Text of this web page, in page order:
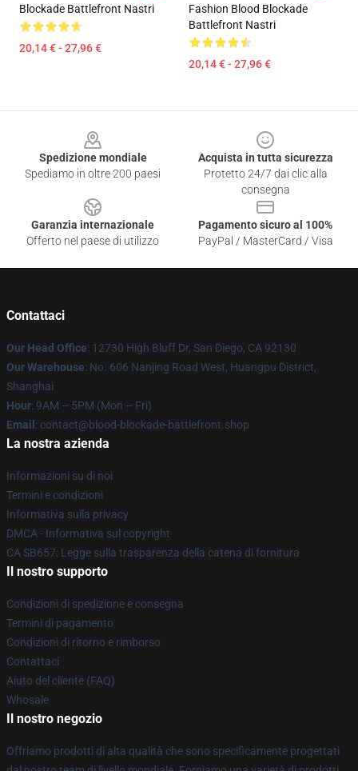
Blockade Battlefront Nastri
20,14 € - 27,96 €
Fashion Blood Blockade
Battlefront Nastri
20,14 € - 27,96 €
Spedizione mondiale
Spediamo in oltre 200 paesi
Acquista in tutta sicurezza
Protetto 24/7 dai clic alla
consegna
Garanzia internazionale
Offerto nel paese di utilizzo
Pagamento sicuro al 100%
PayPal / MasterCard / Visa
Contattaci
Our Head Office: 12730 High Bluff Dr, San Diego, CA 92130
Our Warehouse: No. 606 Nanjing Road West, Huangpu District,
Shanghai
Hour: 9AM – 5PM (Mon – Fri)
Email : contact@blood-blockade-battlefront.shop
La nostra azienda
Informazioni su di noi
Termini e condizioni
Informativa sulla privacy
DMCA - Informativa sul copyright
CA SB657: Legge sulla trasparenza della catena di fornitura
Il nostro supporto
Condizioni di spedizione e consegna
Termini di pagamento
Condizioni di ritorno e rimborso
Contattaci
Aiuto del cliente (FAQ)
Whosale
Il nostro negozio
Offriamo prodotti di alta qualità che sono specificamente progettati